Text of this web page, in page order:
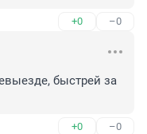
+0 –0
быстрей за
+0 –0